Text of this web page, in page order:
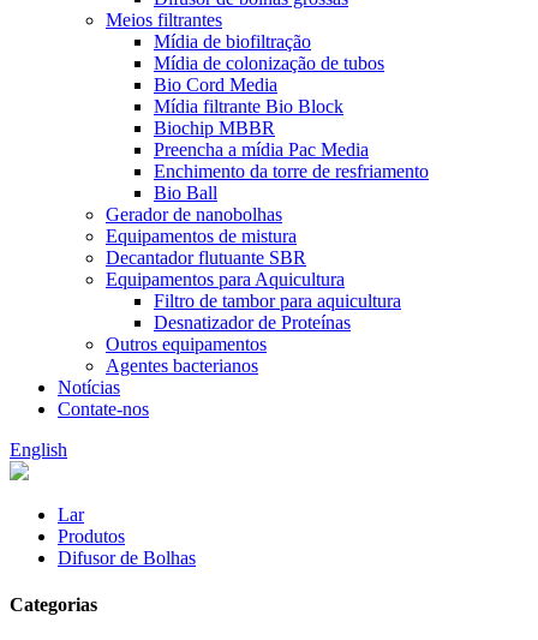
Meios filtrantes
Mídia de biofiltração
Mídia de colonização de tubos
Bio Cord Media
Mídia filtrante Bio Block
Biochip MBBR
Preencha a mídia Pac Media
Enchimento da torre de resfriamento
Bio Ball
Gerador de nanobolhas
Equipamentos de mistura
Decantador flutuante SBR
Equipamentos para Aquicultura
Filtro de tambor para aquicultura
Desnatizador de Proteínas
Outros equipamentos
Agentes bacterianos
Notícias
Contate-nos
English
Lar
Produtos
Difusor de Bolhas
Categorias